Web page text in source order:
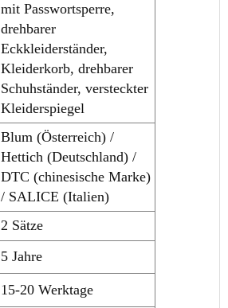
mit Passwortsperre,
drehbarer
Eckkleiderständer,
Kleiderkorb, drehbarer
Schuhständer, versteckter
Kleiderspiegel
Blum (Österreich) /
Hettich (Deutschland) /
DTC (chinesische Marke)
/ SALICE (Italien)
2 Sätze
5 Jahre
15-20 Werktage